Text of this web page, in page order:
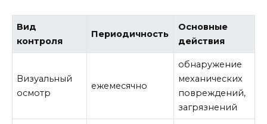
Вид
контроля
Периодичность
Основные
действия
Визуальный
осмотр
ежемесячно
обнаружение
механических
повреждений,
загрязнений